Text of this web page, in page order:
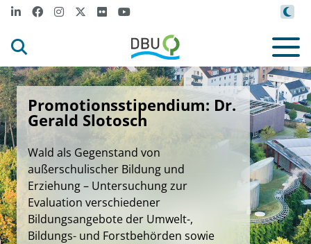
Promotionsstipendium: Dr.
Gerald Slotosch
Wald als Gegenstand von
außerschulischer Bildung und
Erziehung – Untersuchung zur
Evaluation verschiedener
Bildungsangebote der Umwelt-,
Bildungs- und Forstbehörden sowie